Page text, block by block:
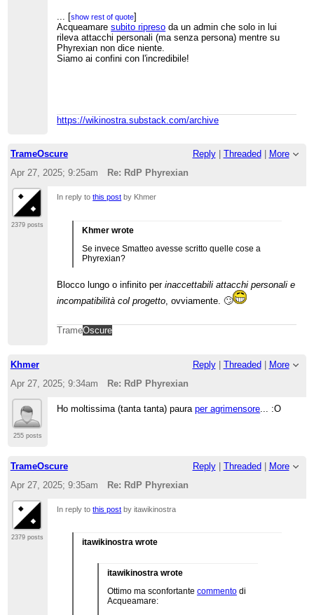
[show rest of quote]
Acqueamaresubito ripreso da un admin che solo in lui
rileva attacchi personali (ma senza persona) mentre su
Phyrexian non dice niente.
Siamo ai confini con l'incredibile!
https://wikinostra.substack.com/archive
TrameOscure Reply| Threaded
More
Apr 27, 2025; 9:25am
Re: RdP Phyrexian
2379 posts
In reply tothis post by Khmer
Khmer wrote
Se invece Smatteo avesse scritto quelle cose a
Phyrexian?
Blocco lungo o infinito perinaccettabili attacchi personali e
incompatibilità col progetto , ovviamente. 🙄
TrameOscure
Khmer Reply| Threaded
More
Apr 27, 2025; 9:34am
Re: RdP Phyrexian
255 posts
Ho moltissima (tanta tanta) pauraper agrimensore ... :O
TrameOscure Reply| Threaded
More
Apr 27, 2025; 9:35am
Re: RdP Phyrexian
2379 posts
In reply tothis post by itawikinostra
itawikinostra wrote
itawikinostra wrote
Ottimo ma sconfortante commentodi
Acqueamare: